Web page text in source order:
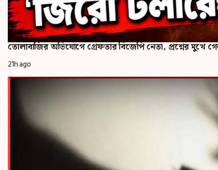
তোলাবাজির অভিযোগে গ্রেফতার বিজেপি নেতা, প্রশ্নের মুখে
21h ago